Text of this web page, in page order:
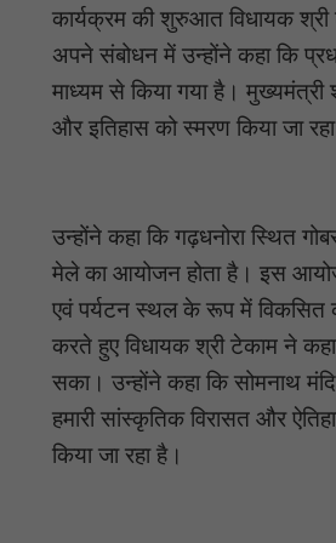
कार्यक्रम की शुरुआत विधायक श्री
अपने संबोधन में उन्होंने कहा कि
माध्यम से किया गया है। मुख्यमंत्री
और इतिहास को स्मरण किया जा
उन्होंने कहा कि गढ़धनोरा स्थित
मेले का आयोजन होता है। इस
एवं पर्यटन स्थल के रूप में विकसित
करते हुए विधायक श्री टेकाम ने
सका। उन्होंने कहा कि सोमनाथ
हमारी सांस्कृतिक विरासत और
किया जा रहा है।